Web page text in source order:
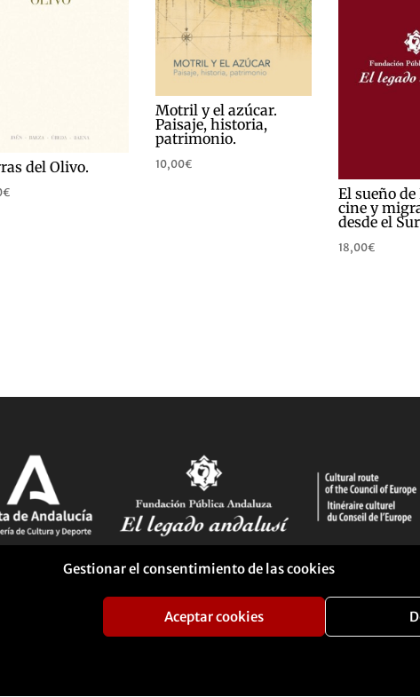
Gestionar el consentimiento de las cookies
Aceptar cookies
del Olivo.
€
Motril y el azúcar.
Paisaje, historia,
patrimonio.
10,00€
El sueño de
cine y
desde el
18,00€
Portal de transparencia Perfil del contratante